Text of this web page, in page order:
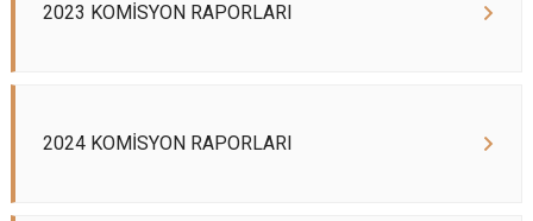
2023 KOMİSYON RAPORLARI
2024 KOMİSYON RAPORLARI